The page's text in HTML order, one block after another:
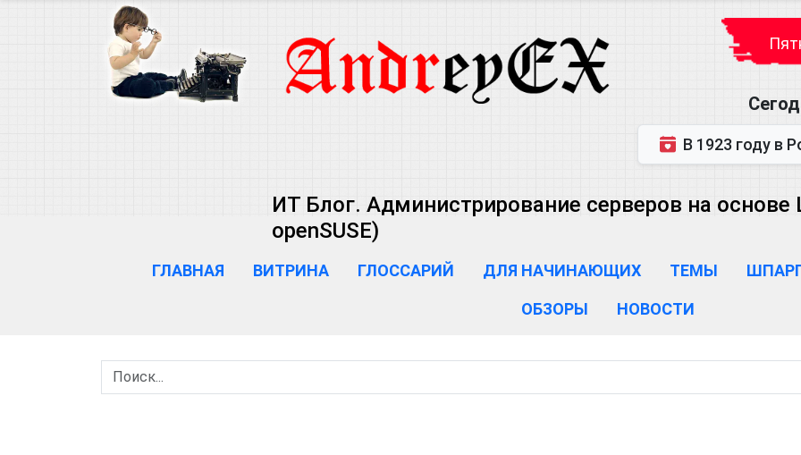
В 1923 году в Ростове-на-Дону
ИТ Блог. Администрирование серверов на основе
openSUSE)
ГЛАВНАЯ ВИТРИНА ГЛОССАРИЙ ДЛЯ НАЧИНАЮЩИХ ТЕМЫ
ОБЗОРЫ НОВОСТИ